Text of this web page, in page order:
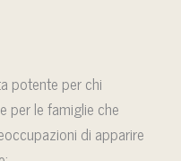
potente per chi
per le famiglie che
di apparire